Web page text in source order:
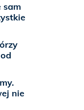
sam
nie